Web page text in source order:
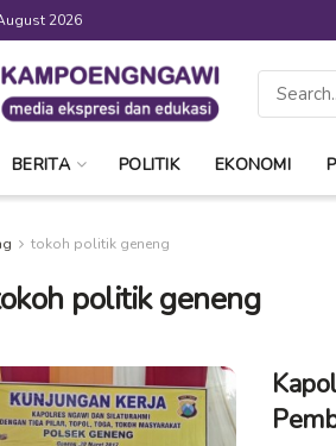
2026
BERITA POLITIK EKONOMI
tokoh politik geneng
politik geneng